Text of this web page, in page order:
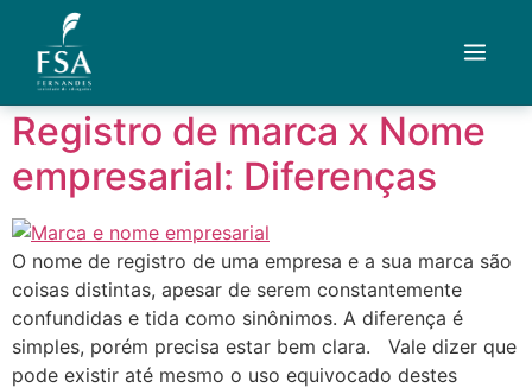
Quem Somos
Áreas de Atuação
Artigos
Credenciais
Contato
Tag:
Registro de marca x Nome
empresarial: Diferenças
O nome de registro de uma empresa e a sua marca são
coisas distintas, apesar de serem constantemente
confundidas e tida como sinônimos. A diferença é
simples, porém precisa estar bem clara. Vale dizer que
pode existir até mesmo o uso equivocado destes